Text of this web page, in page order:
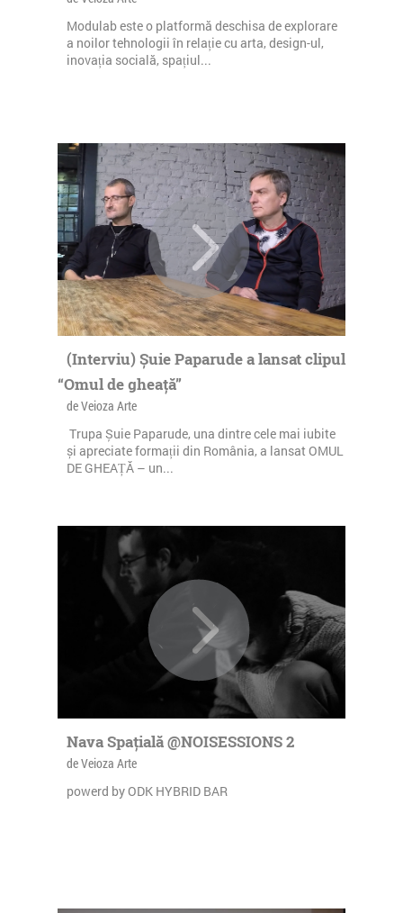
Modulab este o platformă deschisa de explorare
a noilor tehnologii în relație cu arta, design-ul,
inovația socială, spațiul...
(Interviu) Șuie Paparude a lansat clipul
“Omul de gheață”
de Veioza Arte
Trupa Șuie Paparude, una dintre cele mai iubite
și apreciate formații din România, a lansat OMUL
DE GHEAȚĂ – un...
Nava Spațială @NOISESSIONS 2
de Veioza Arte
powerd by ODK HYBRID BAR